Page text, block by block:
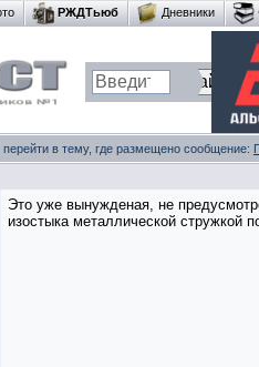
РЖДТьюб Дневники
в тему, где размещено сообщение:
Это уже вынужденая, не
изостыка металлической стружкой